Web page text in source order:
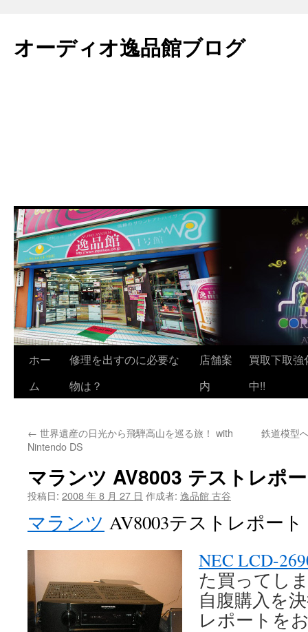
テ
ン
オーディオ逸品館ブログ
ホー
ム
修理を出すのに必要な
物は？
店舗案
内
買取下取強
中!!
← 世界遺産の日光から飛騨高山を巡る旅！ with
Nintendo DS
鉄道模型
マランツ AV8003 テストレポ
投稿日: 2008 年 8 月 27 日 作成者: 逸品館 古谷
マランツ AV8003テストレポー
NEC LCD-
た買ってし
自腹購入を
レポートを